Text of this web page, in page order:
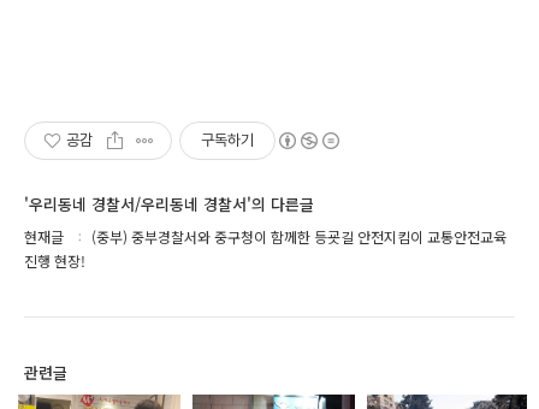
공감 구독하기
'우리동네 경찰서/우리동네 경찰서'의 다른글
현재글
(중부) 중부경찰서와 중구청이 함께한 등굣길 안전지킴이 교통안전교육
진행 현장!
관련글